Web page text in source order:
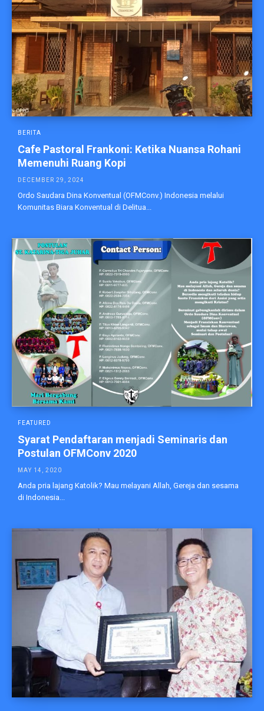
BERITA
Cafe Pastoral Frankoni: Ketika Nuansa Rohani
Memenuhi Ruang Kopi
DECEMBER 29, 2024
Ordo Saudara Dina Konventual (OFMConv.) Indonesia melalui
Komunitas Biara Konventual di Delitua...
FEATURED
Syarat Pendaftaran menjadi Seminaris dan
Postulan OFMConv 2020
MAY 14, 2020
Anda pria lajang Katolik? Mau melayani Allah, Gereja dan sesama
di Indonesia...